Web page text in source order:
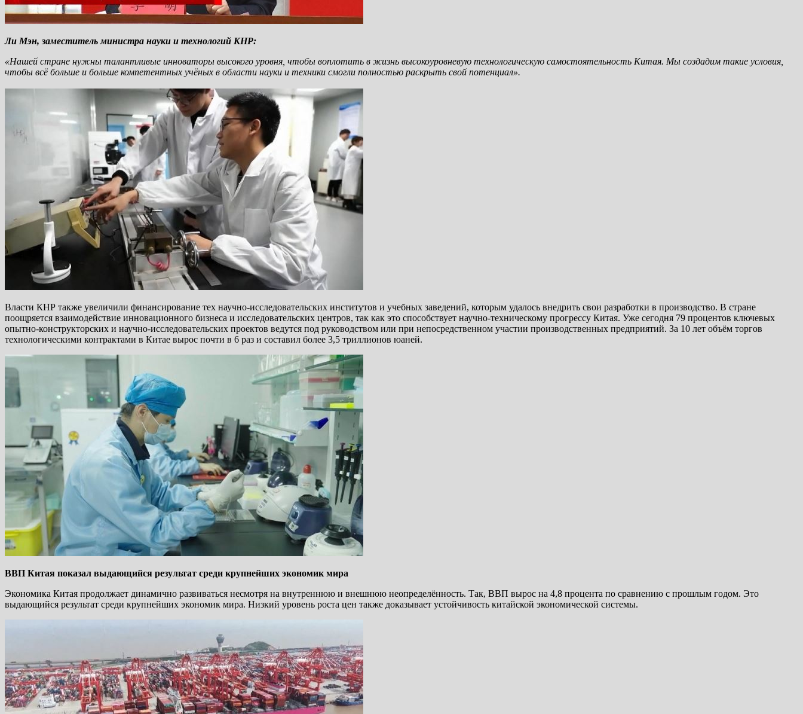
Ли Мэн, заместитель министра науки и технологий КНР:
«Нашей стране нужны талантливые инноваторы высокого уровня, чтобы воплотить в жизнь высокоуровневую технологическую самостоятельность Китая. Мы создадим такие условия,
чтобы всё больше и больше компетентных учёных в области науки и техники смогли полностью раскрыть свой потенциал».
Власти КНР также увеличили финансирование тех научно-исследовательских институтов и учебных заведений, которым удалось внедрить свои разработки в производство. В стране
поощряется взаимодействие инновационного бизнеса и исследовательских центров, так как это способствует научно-техническому прогрессу Китая. Уже сегодня 79 процентов ключевых
опытно-конструкторских и научно-исследовательских проектов ведутся под руководством или при непосредственном участии производственных предприятий. За 10 лет объём торгов
технологическими контрактами в Китае вырос почти в 6 раз и составил более 3,5 триллионов юаней.
ВВП Китая показал выдающийся результат среди крупнейших экономик мира
Экономика Китая продолжает динамично развиваться несмотря на внутреннюю и внешнюю неопределённость. Так, ВВП вырос на 4,8 процента по сравнению с прошлым годом. Это
выдающийся результат среди крупнейших экономик мира. Низкий уровень роста цен также доказывает устойчивость китайской экономической системы.